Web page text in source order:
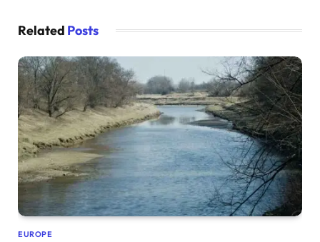
Related Posts
EUROPE